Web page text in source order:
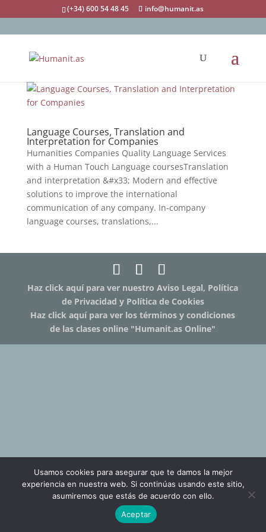
(+34) 600 54 48 45 info@humanit.as
Language Courses, Translation and
Interpretation for Companies
Humanities Companies Quality Language Services
with a Human Touch Language coursesTranslation
and interpretation &#x33; Modern and effective
solutions to improve the international
communication of any company. In-company
language courses, translations,...
Haz click aquí para ver nuestro Aviso Legal, Política
de Privacidad y Política de Cookies
Haz click aquí para ver los términos y condiciones
de las clases online "Humanit.as Online"
Usamos cookies para asegurar que te damos la mejor
experiencia en nuestra web. Si continúas usando este sitio,
asumiremos que estás de acuerdo con ello.
Aceptar